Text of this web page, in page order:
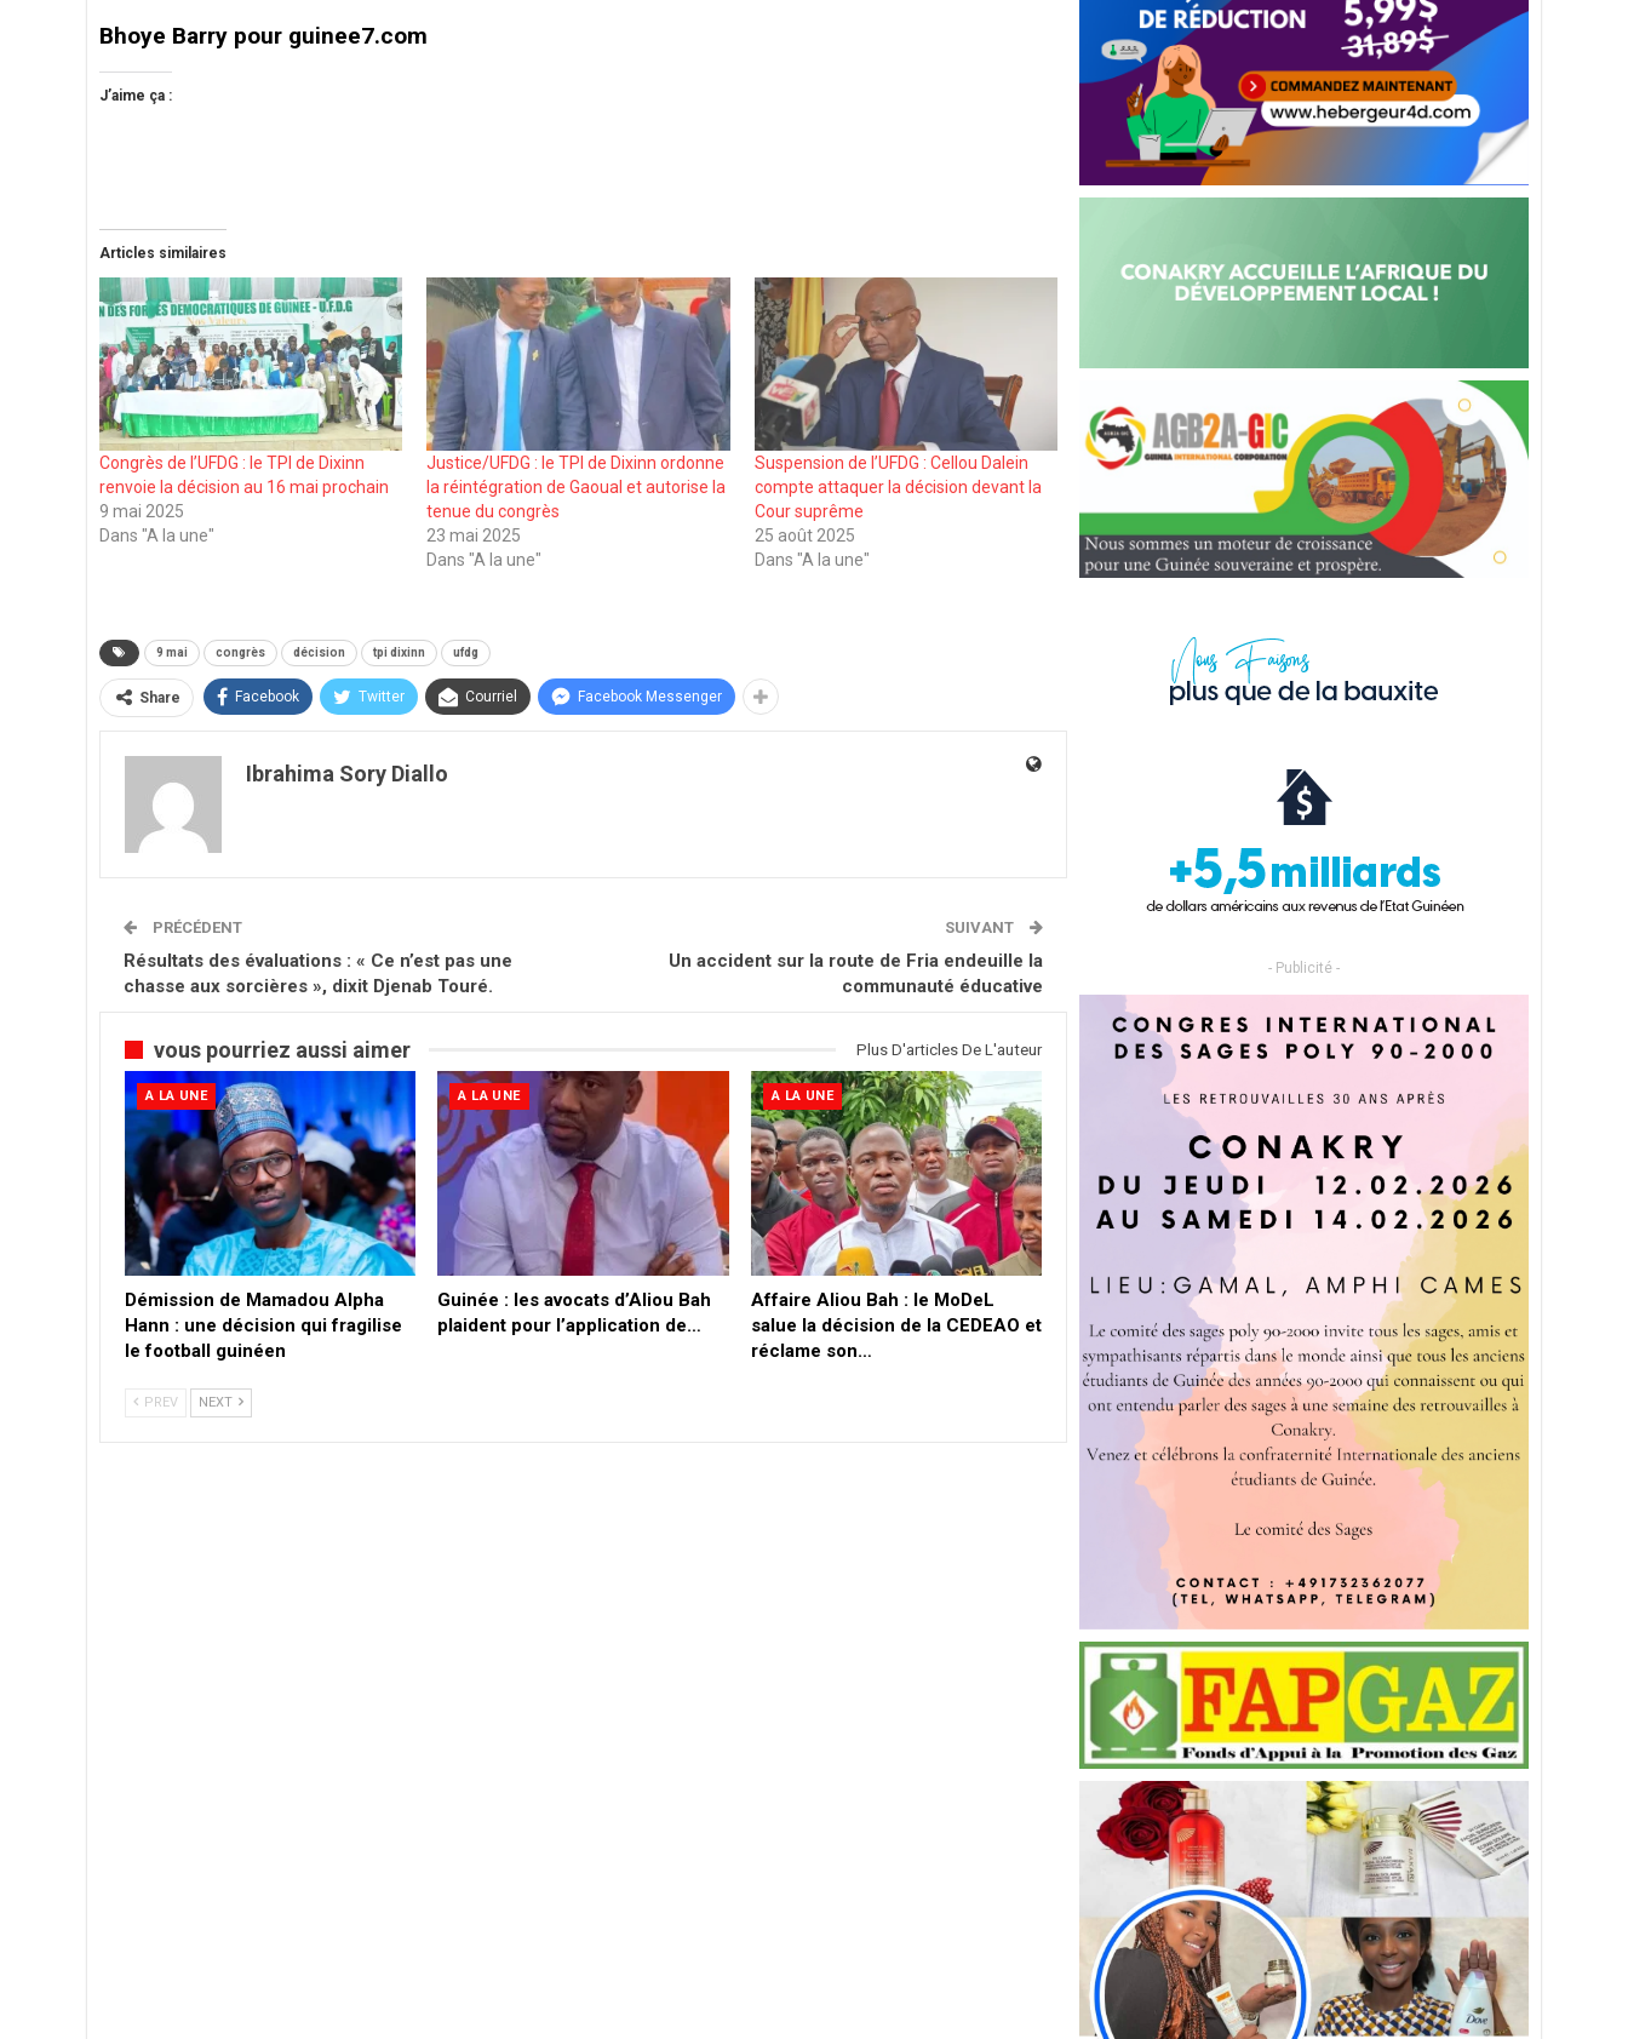
Bhoye Barry pour guinee7.com
J’aime ça :
Articles similaires
Congrès de l’UFDG : le TPI de Dixinn
renvoie la décision au 16 mai prochain
9 mai 2025
Dans "A la une"
Justice/UFDG : le TPI de Dixinn ordonne
la réintégration de Gaoual et autorise la
tenue du congrès
23 mai 2025
Dans "A la une"
Suspension de l’UFDG : Cellou Dalein
compte attaquer la décision devant la
Cour suprême
25 août 2025
Dans "A la une"
9 mai congrès décision tpi dixinn ufdg
Share Facebook Twitter Courriel Facebook Messenger
Ibrahima Sory Diallo
PRÉCÉDENT
Résultats des évaluations : « Ce n’est pas une
chasse aux sorcières », dixit Djenab Touré.
SUIVANT
Un accident sur la route de Fria endeuille la
communauté éducative
vous pourriez aussi aimer Plus D'articles De L'auteur
A LA UNE
Démission de Mamadou Alpha
Hann : une décision qui fragilise
le football guinéen
A LA UNE
Guinée : les avocats d’Aliou Bah
plaident pour l’application de…
A LA UNE
Affaire Aliou Bah : le MoDeL
salue la décision de la CEDEAO et
réclame son…
PREV NEXT
- Publicité -